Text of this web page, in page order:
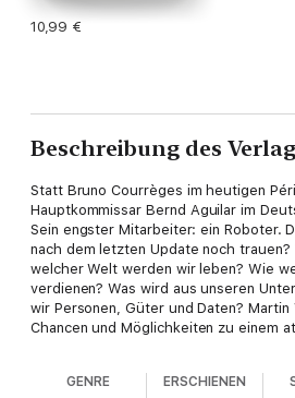
10,99 €
Beschreibung des
Statt Bruno Courrèges im heutigen
Hauptkommissar Bernd Aguilar im
Sein engster Mitarbeiter: ein Roboter.
nach dem letzten Update noch trauen?
welcher Welt werden wir leben? Wie
verdienen? Was wird aus unseren
wir Personen, Güter und Daten? Martin
Chancen und Möglichkeiten zu einem
GENRE ERSCHIENEN